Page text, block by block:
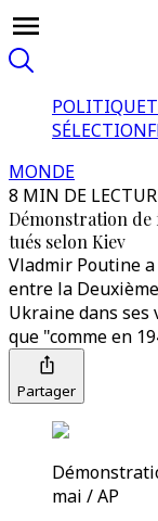
POLITIQUE
SÉLECTION
MONDE
8 MIN DE
Démonstration de
tués selon Kiev
Vladmir Poutine
entre la
Ukraine dans ses
que "comme en
Partager
mai / AP